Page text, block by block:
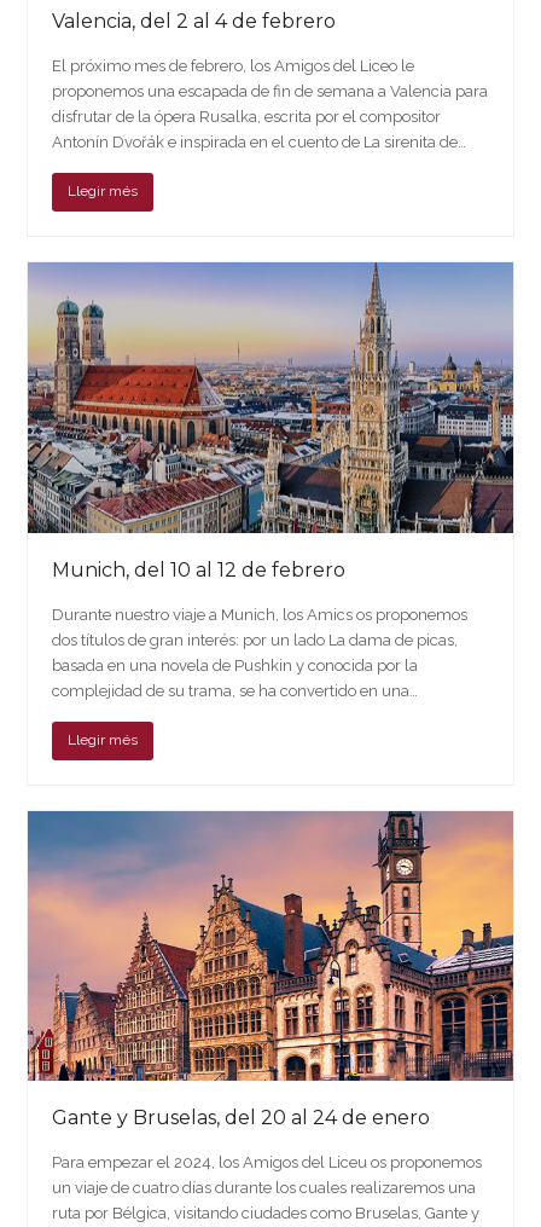
Valencia, del 2 al 4 de febrero
El próximo mes de febrero, los Amigos del Liceo le
proponemos una escapada de fin de semana a Valencia para
disfrutar de la ópera Rusalka, escrita por el compositor
Antonín Dvořák e inspirada en el cuento de La sirenita de…
Llegir més
Munich, del 10 al 12 de febrero
Durante nuestro viaje a Munich, los Amics os proponemos
dos títulos de gran interés: por un lado La dama de picas,
basada en una novela de Pushkin y conocida por la
complejidad de su trama, se ha convertido en una…
Llegir més
Gante y Bruselas, del 20 al 24 de enero
Para empezar el 2024, los Amigos del Liceu os proponemos
un viaje de cuatro días durante los cuales realizaremos una
ruta por Bélgica, visitando ciudades como Bruselas, Gante y